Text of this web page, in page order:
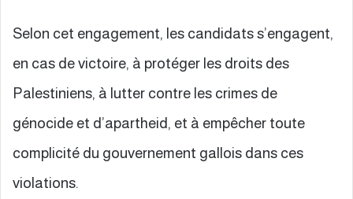
Selon cet engagement, les candidats s’engagent,
en cas de victoire, à protéger les droits des
Palestiniens, à lutter contre les crimes de
génocide et d’apartheid, et à empêcher toute
complicité du gouvernement gallois dans ces
violations.